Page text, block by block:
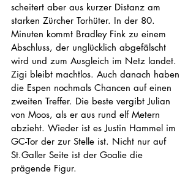
scheitert aber aus kurzer Distanz am
starken Zürcher Torhüter. In der 80.
Minuten kommt Bradley Fink zu einem
Abschluss, der unglücklich abgefälscht
wird und zum Ausgleich im Netz landet.
Zigi bleibt machtlos. Auch danach haben
die Espen nochmals Chancen auf einen
zweiten Treffer. Die beste vergibt Julian
von Moos, als er aus rund elf Metern
abzieht. Wieder ist es Justin Hammel im
GC-Tor der zur Stelle ist. Nicht nur auf
St.Galler Seite ist der Goalie die
prägende Figur.